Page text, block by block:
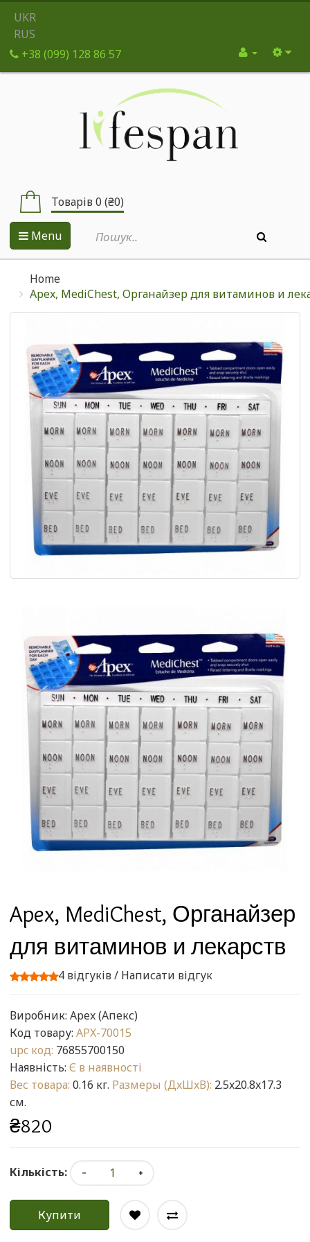
UKR
RUS
+38 (099) 128 86 57
Товарів 0 (₴0)
Menu
Home
Apex, MediChest, Органайзер для витаминов и
Apex, MediChest, Органайзер
для витаминов и лекарств
4 відгуків/ Написати відгук
Виробник: Apex (Апекс)
Код товару: APX-70015
upc код: 76855700150
Наявність: Є в наявності
Вес товара: 0.16 кг. Размеры (ДxШxВ): 2.5x20.8x17.3
см.
₴820
Кількість:
Купити